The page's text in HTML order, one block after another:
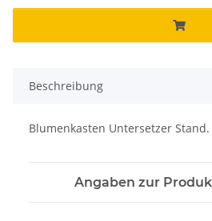
Beschreibung
Blumenkasten Untersetzer
Angaben zur